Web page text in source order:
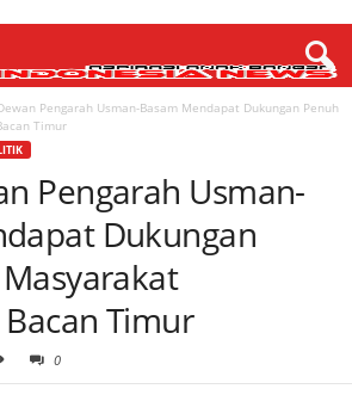
Pengarah Usman-Basam Mendapat Dukungan Penuh
Timur
Pengarah Usman-
Dukungan
Timur
0